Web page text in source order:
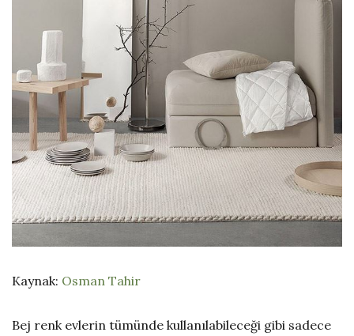
Kaynak: Osman Tahir
Bej renk evlerin tümünde kullanılabileceği gibi sadece